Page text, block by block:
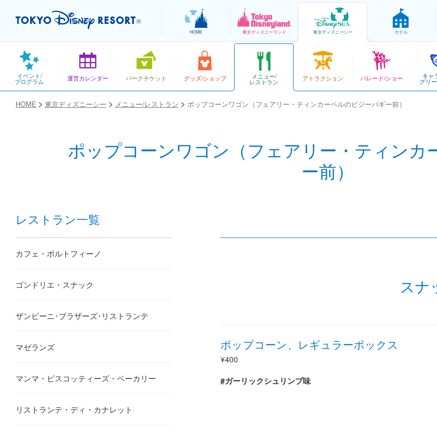
HOME 東京ディズニーランド 東京ディズニーシー ホテル
イベント/
プログラム 運営カレンダー パークチケット グッズ/ショップ メニュー/
レストラン アトラクション パレード/ショー キャ
グリ
HOME 東京ディズニーシー メニュー/レストラン ポップコーンワゴン（フェアリー・ティンカーベルのビジーバギー前）
ポップコーンワゴン（フェアリー・ティンカ
ー前）
お気に入り
スナ
ポップコーン、レギュラーボックス
¥400
#ガーリックシュリンプ味
レストラン一覧
カフェ・ポルトフィーノ
ゴンドリエ・スナック
ザンビーニ･ブラザーズ･リストランテ
マゼランズ
マンマ・ビスコッティーズ・ベーカリー
リストランテ・ディ・カナレット